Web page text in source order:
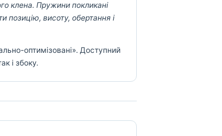
клена. Пружини покликані
позицію, висоту, обертання і
оптимізовані». Доступний
і збоку.